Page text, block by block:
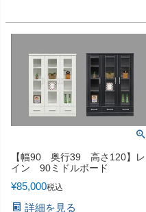
【幅90 奥行39 高さ120】レ
イン 90ミドルボード
¥85,000税込
詳細を見る